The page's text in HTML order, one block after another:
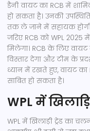
डैनी वायट का RCB में
हो सकता है। उनकी
तक ले जाने में सहायक
जरिए RCB को WPL
मिलेगा। RCB के लिए
विस्तार देगा और टीम के
ध्यान में रखते हुए, वायट
साबित हो सकता है।
WPL में
WPL में खिलाड़ी ट्रेड का